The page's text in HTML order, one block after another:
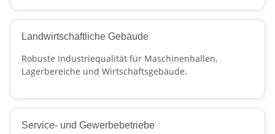
Landwirtschaftliche Gebäude
Robuste Industriequalität für Maschinenhallen,
Lagerbereiche und Wirtschaftsgebäude.
Service- und Gewerbebetriebe